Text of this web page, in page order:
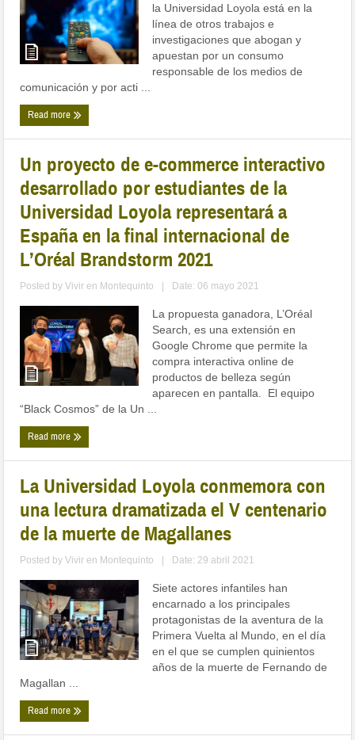
la Universidad Loyola está en la
línea de otros trabajos e
investigaciones que abogan y
apuestan por un consumo
responsable de los medios de
comunicación y por acti ...
Read more
Un proyecto de e-commerce interactivo
desarrollado por estudiantes de la
Universidad Loyola representará a
España en la final internacional de
L’Oréal Brandstorm 2021
Posted byVivir en Montequinto Date: 06 mayo 2021
La propuesta ganadora, L’Oréal
Search, es una extensión en
Google Chrome que permite la
compra interactiva online de
productos de belleza según
aparecen en pantalla. El equipo
“Black Cosmos” de la Un ...
Read more
La Universidad Loyola conmemora con
una lectura dramatizada el V centenario
de la muerte de Magallanes
Posted byVivir en Montequinto Date: 29 abril 2021
Siete actores infantiles han
encarnado a los principales
protagonistas de la aventura de la
Primera Vuelta al Mundo, en el día
en el que se cumplen quinientos
años de la muerte de Fernando de
Magallan ...
Read more